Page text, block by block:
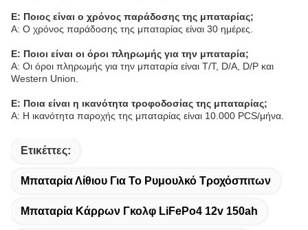
Ε: Ποιος είναι ο χρόνος παράδοσης της μπαταρίας;
Α: Ο χρόνος παράδοσης της μπαταρίας είναι 30 ημέρες.
Ε: Ποιοι είναι οι όροι πληρωμής για την μπαταρία;
Α: Οι όροι πληρωμής για την μπαταρία είναι T/T, D/A, D/P και
Western Union.
Ε: Ποια είναι η ικανότητα τροφοδοσίας της μπαταρίας;
Α: Η ικανότητα παροχής της μπαταρίας είναι 10.000 PCS/μήνα.
Ετικέττες:
Μπαταρία Λίθιου Για Το Ρυμουλκό Τροχόσπιτων
Μπαταρία Κάρρων Γκολφ LiFePo4 12v 150ah